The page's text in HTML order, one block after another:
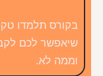
בקורס תלמדו
שיאפשר לכם
וממה לא.